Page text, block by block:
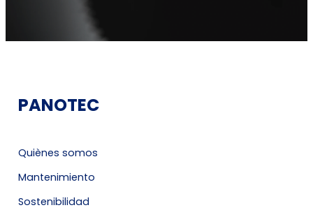
PANOTEC
Quiènes somos
Mantenimiento
Sostenibilidad